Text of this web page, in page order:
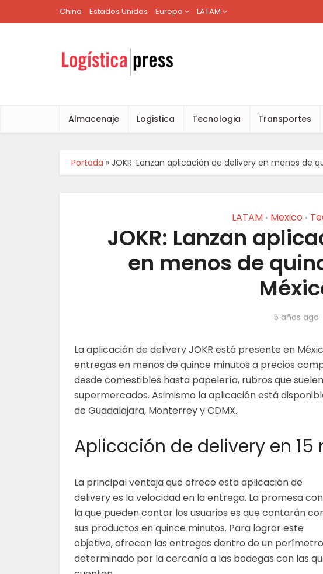
China Estados Unidos Europa LATAM
Almacenaje Logistica Tecnologia Transportes
Portada » JOKR: Lanzan aplicación de delivery en menos de
LATAM • Mexico •
JOKR: Lanzan
en menos de
5 años ago
La aplicación de delivery JOKR está presente en
entregas en menos de quince minutos a precios
desde comestibles hasta papelería, rubros que
supermercados. Asimismo la aplicación está
de Guadalajara, Monterrey y CDMX.
Aplicación de delivery en 15
La principal ventaja que ofrece esta aplicación de
delivery es la velocidad en la entrega. La promesa con
la que pueden contar los usuarios es que contarán
sus productos en quince minutos. Para lograr este
objetivo, ofrecen las entregas dentro de un perímetro
determinado por la cercanía a las bodegas con las